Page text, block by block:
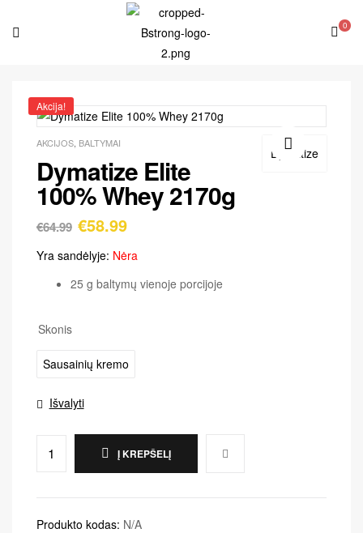
0
Akcija!
Dymatize
AKCIJOS BALTYMAI
Dymatize Elite
100% Whey 2170g
€64.99 €58.99
Yra sandėlyje: Nėra
25 g baltymų vienoje porcijoje
Skonis
Sausainių kremo
Išvalyti
Į KREPŠELĮ
Produkto kodas: N/A